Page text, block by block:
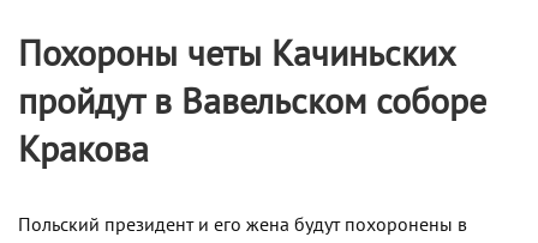
Похороны четы Качиньских
пройдут в Вавельском соборе
Кракова
Польский президент и его жена будут похоронены в